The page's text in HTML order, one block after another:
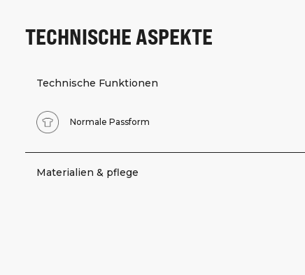
TECHNISCHE ASPEKTE
Technische Funktionen
Normale Passform
Materialien & pflege